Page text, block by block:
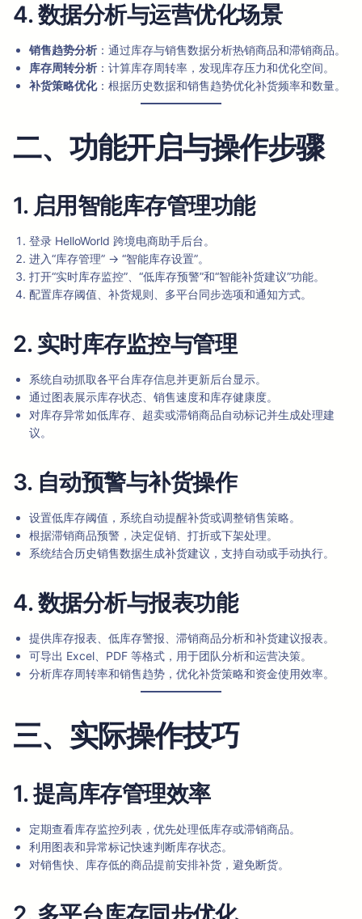
4. 数据分析与运营优化场景
销售趋势分析 ：通过库存与销售数据分析热销商品和滞销商品。
库存周转分析 ：计算库存周转率，发现库存压力和优化空间。
补货策略优化：根据历史数据和销售趋势优化补货频率和数量。
二、功能开启与操作步骤
1. 启用智能库存管理功能
登录 HelloWorld 跨境电商助手后台。
进入“库存管理” → “智能库存设置”。
打开“实时库存监控”、“低库存预警”和“智能补货建议”功能。
配置库存阈值、补货规则、多平台同步选项和通知方式。
2. 实时库存监控与管理
系统自动抓取各平台库存信息并更新后台显示。
通过图表展示库存状态、销售速度和库存健康度。
对库存异常如低库存、超卖或滞销商品自动标记并生成处理建
议。
3. 自动预警与补货操作
设置低库存阈值，系统自动提醒补货或调整销售策略。
根据滞销商品预警，决定促销、打折或下架处理。
系统结合历史销售数据生成补货建议，支持自动或手动执行。
4. 数据分析与报表功能
提供库存报表、低库存警报、滞销商品分析和补货建议报表。
可导出 Excel、PDF 等格式，用于团队分析和运营决策。
分析库存周转率和销售趋势，优化补货策略和资金使用效率。
三、实际操作技巧
1. 提高库存管理效率
定期查看库存监控列表，优先处理低库存或滞销商品。
利用图表和异常标记快速判断库存状态。
对销售快、库存低的商品提前安排补货，避免断货。